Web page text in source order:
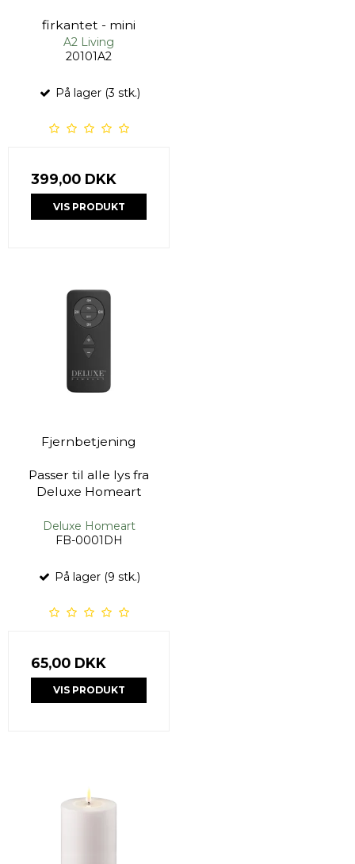
firkantet - mini
A2 Living
20101A2
På lager (3 stk.)
399,00 DKK
VIS PRODUKT
Fjernbetjening
Passer til alle lys fra
Deluxe Homeart
Deluxe Homeart
FB-0001DH
På lager (9 stk.)
65,00 DKK
VIS PRODUKT